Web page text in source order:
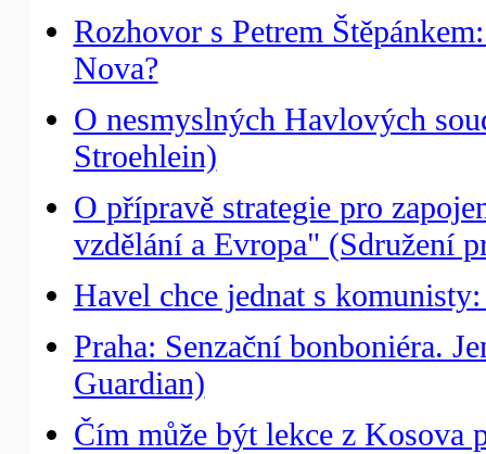
Rozhovor s Petrem
Nova?
O nesmyslných Havlových
Stroehlein)
O přípravě strategie pro
vzdělání a Evropa" (Sdružení
Havel chce jednat s
Praha: Senzační bonboniéra.
Guardian)
Čím může být lekce z Kosova